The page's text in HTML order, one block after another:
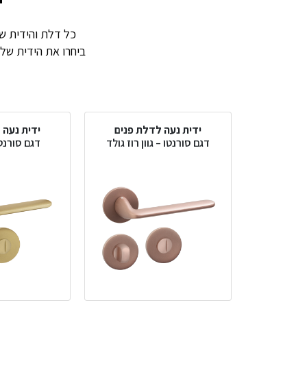
ביחרו את הידית
ידית נעה לדלת פנים
דגם סורנטו – גוון רוז גולד
ידית
דגם